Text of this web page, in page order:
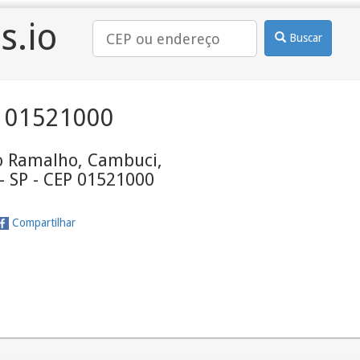
Buscar
01521000
Ramalho, Cambuci,
SP - CEP 01521000
Compartilhar